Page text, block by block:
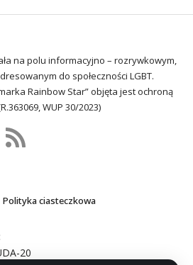
na polu informacyjno – rozrywkowym,
do społeczności LGBT.
Rainbow Star” objęta jest ochroną
WUP 30/2023)
Polityka ciasteczkowa
20